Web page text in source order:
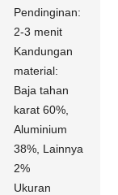
Pendinginan:
2-3 menit
Kandungan
material:
Baja tahan
karat 60%,
Aluminium
38%, Lainnya
2%
Ukuran